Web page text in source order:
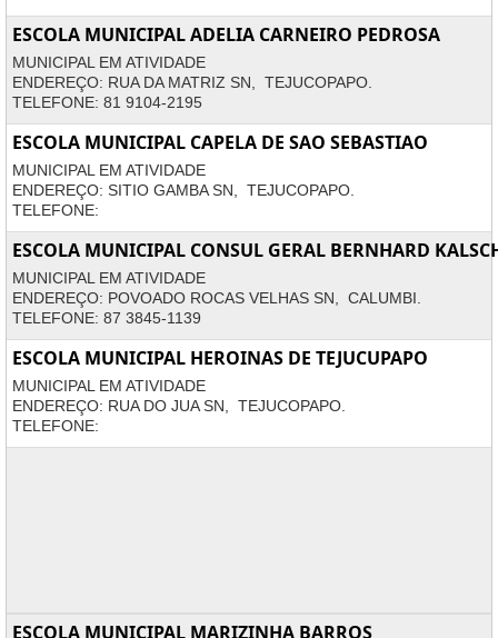
ESCOLA MUNICIPAL ADELIA CARNEIRO PEDROSA
MUNICIPAL EM ATIVIDADE
ENDEREÇO: RUA DA MATRIZ SN, TEJUCOPAPO.
TELEFONE: 81 9104-2195
ESCOLA MUNICIPAL CAPELA DE SAO SEBASTIAO
MUNICIPAL EM ATIVIDADE
ENDEREÇO: SITIO GAMBA SN, TEJUCOPAPO.
TELEFONE:
ESCOLA MUNICIPAL CONSUL GERAL BERNHARD
MUNICIPAL EM ATIVIDADE
ENDEREÇO: POVOADO ROCAS VELHAS SN, CALUMBI.
TELEFONE: 87 3845-1139
ESCOLA MUNICIPAL HEROINAS DE TEJUCUPAPO
MUNICIPAL EM ATIVIDADE
ENDEREÇO: RUA DO JUA SN, TEJUCOPAPO.
TELEFONE:
ESCOLA MUNICIPAL MARIZINHA BARROS